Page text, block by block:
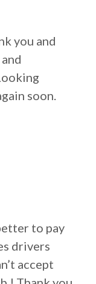
you and
soon.
to pay
drivers
accept